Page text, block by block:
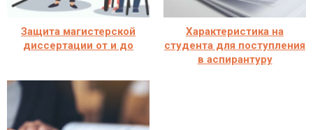
Защита магистерской
диссертации от и до
Характеристика на
студента для поступления
в аспирантуру